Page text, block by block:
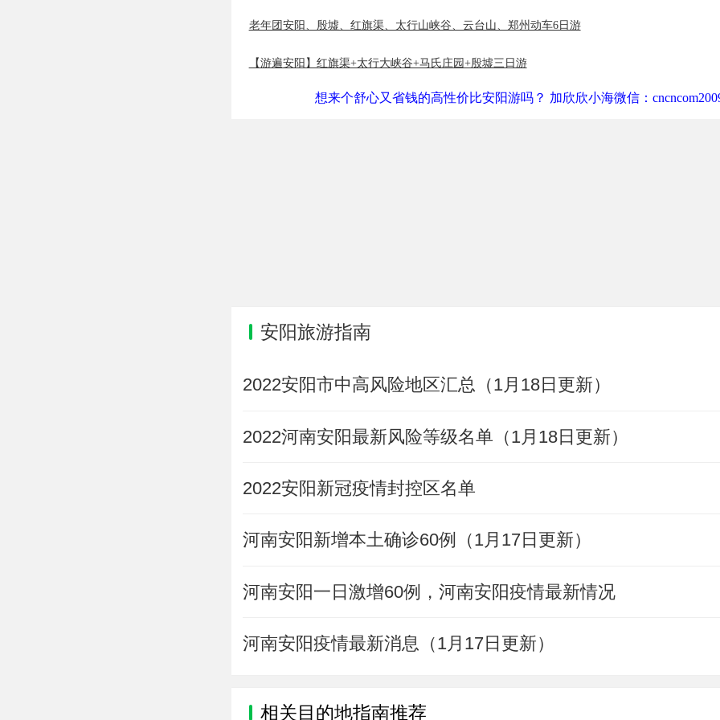
老年团安阳、殷墟、红旗渠、太行山峡谷、云台山、郑州动车6日游
【游遍安阳】红旗渠+太行大峡谷+马氏庄园+殷墟三日游
想来个舒心又省钱的高性价比安阳游吗？ 加欣欣小海微信：
安阳旅游指南
2022安阳市中高风险地区汇总（1月18日更新）
2022河南安阳最新风险等级名单（1月18日更新）
2022安阳新冠疫情封控区名单
河南安阳新增本土确诊60例（1月17日更新）
河南安阳一日激增60例，河南安阳疫情最新情况
河南安阳疫情最新消息（1月17日更新）
相关目的地指南推荐